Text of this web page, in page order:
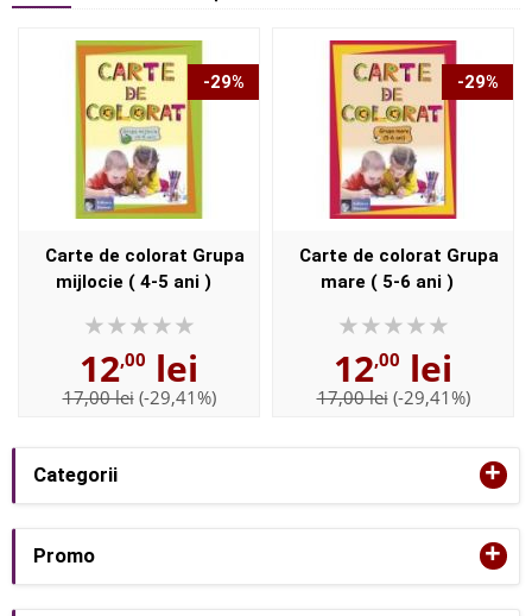
Categorii +
Promo +
-29%
Carte de colorat Grupa
mijlocie ( 4-5 ani )
12,00 lei
17,00 lei (-29,41%)
-29%
Carte de colorat Grupa
mare ( 5-6 ani )
12,00 lei
17,00 lei (-29,41%)